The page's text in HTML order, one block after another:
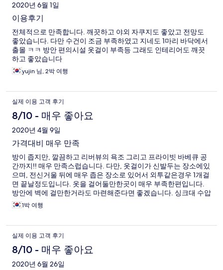
2020년 6월 1일
이용후기
전체적으로 만족합니다. 깨끗하고 야외 자쿠지도 좋았고 전망도
좋았습니다. 다만 수건이 조금 부족하였고 지네도 1마리 바닥에서
출몰 ㅋㅋ 방안 편의시설 옷걸이 부족등 그래도 인테리어도 깨끗
하고 좋았습니다
yujin 님, 2박 여행
실제 이용 고객 후기
8/10 - 매우 좋아요
2020년 4월 9일
가격대비 매우 만족
방이 좁지만, 깔끔하고 리버뷰의 욕조 그리고 프라이빗 바베큐 공
간까지!! 매우 만족스럽습니다. 다만, 옷걸이가 신발두는 장소에있
으며, 전신거울 뒤에 매우 좁은 장소로 있어서 외투같은경우 1개걸
면 끝날정도입니다. 옷을 걸어둘만한곳이 매우 부족한편입니다.
방안에 벽에 걸만한거라도 마련해준다면 좋겠습니다. 싱크대 수압
이 쎈건지 물이 너무 튀는편이고 화장실 문을 열고닫을때마다 소
리가 크게납니다. 또한, 방충망이 엄청 지져분하고 강가라 어쩔수
다. 식기도구중 가위등이 손상가있는 부분이 많아서 신경써주시면
좋을거같습니다. 주차시설,친절함,저렴한 가격등을 생각한다면
매우 만족스러운 곳임은 분명합니다.
1박 여행
실제 이용 고객 후기
8/10 - 매우 좋아요
2020년 6월 26일